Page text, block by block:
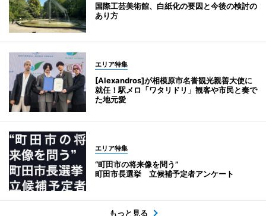
国際工芸美術館、白紙化の要因と今後の検討の
あり方
エリア特集
[Alexandros]が相模原市名誉観光親善大使に
就任！駅メロ「ワタリドリ」観客や市民と奏で
た地元愛
エリア特集
“町田市の将来像を問う”
町田市長選挙 立候補予定者アンケート
もっと見る